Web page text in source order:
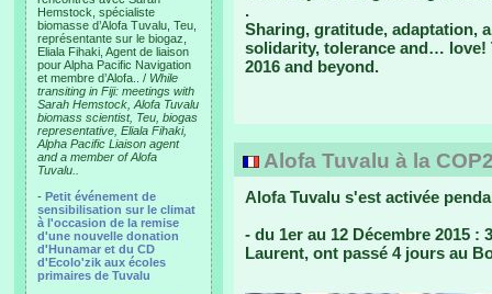
Hemstock, spécialiste
biomasse d’Alofa Tuvalu, Teu,
représentante sur le biogaz,
Eliala Fihaki, Agent de liaison
pour Alpha Pacific Navigation
et membre d’Alofa.. / While
transiting in Fiji: meetings with
Sarah Hemstock, Alofa Tuvalu
biomass scientist, Teu, biogas
representative, Eliala Fihaki,
Alpha Pacific Liaison agent
and a member of Alofa
Tuvalu..
- Petit événement de
sensibilisation sur le climat
à l'occasion de la remise
d'une nouvelle donation
d'Hunamar et du CD
d'Ecolo'zik aux écoles
primaires de Tuvalu
.
Sharing, gratitude, adaptation,
solidarity, tolerance and… love!
2016 and beyond.
Alofa Tuvalu à la
Alofa Tuvalu s'est activée
- du 1er au 12 Décembre 2015
Laurent, ont passé 4 jours au